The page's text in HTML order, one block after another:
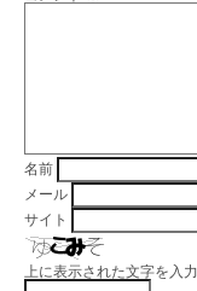
名前
メール
サイト
上に表示された文字を入